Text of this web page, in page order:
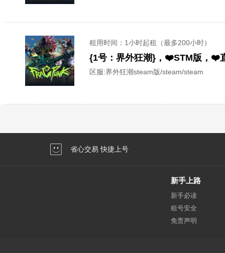
租用时间 ：1小时起租（最多200小时）
{1号：界外狂潮}，❤️STM版，❤️
区服:界外狂潮steam版/steam/steam
省心交易 快捷上号
新手上路
新手必读
租号安全
免责声明